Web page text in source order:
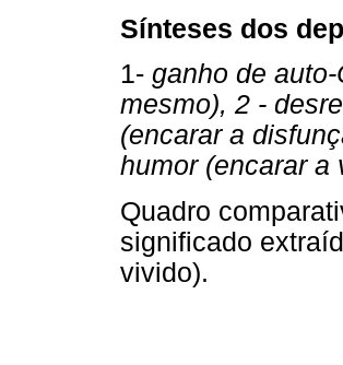
Sínteses dos
1- ganho de
mesmo), 2 -
(encarar a
humor (encarar a
Quadro
significado
vivido).